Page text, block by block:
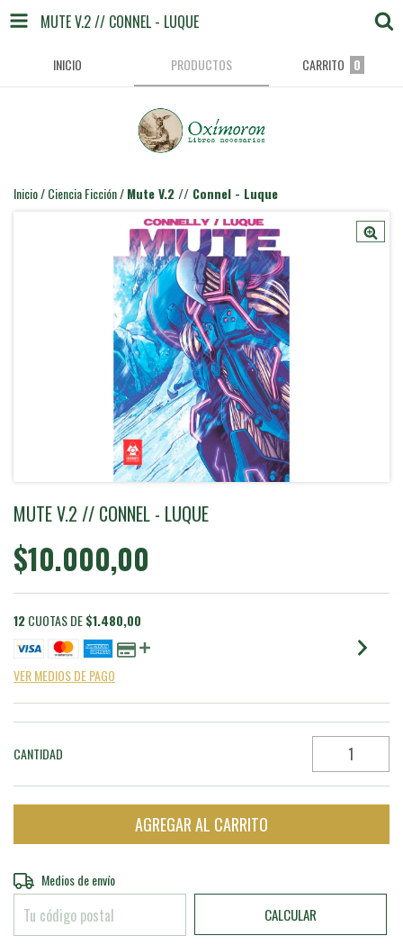
MUTE V.2 // CONNEL - LUQUE
INICIO PRODUCTOS CARRITO 0
Inicio/Ciencia Ficción/Mute V.2 // Connel - Luque
MUTE V.2 // CONNEL - LUQUE
$10.000,00
12CUOTAS DE$1.480,00
VER MEDIOS DE PAGO
CANTIDAD
Entregas para el CP:
Medios de envío
CALCULAR